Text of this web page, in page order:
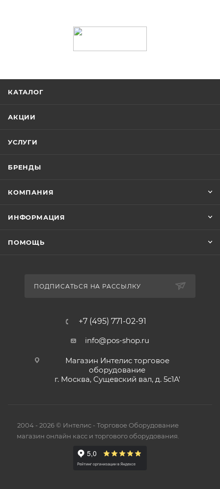
КАТАЛОГ
АКЦИИ
УСЛУГИ
БРЕНДЫ
КОМПАНИЯ
ИНФОРМАЦИЯ
ПОМОЩЬ
ПОДПИСАТЬСЯ НА РАССЫЛКУ
+7 (495) 771-02-91
info@pos-shop.ru
Магазин Интелис торговое
оборудование
г. Москва, Сущевский вал, д. 5с1А'
2004 - 2026 © Интелис - Торговое Оборудование
магазин онлайн касс и торгового оборудования.